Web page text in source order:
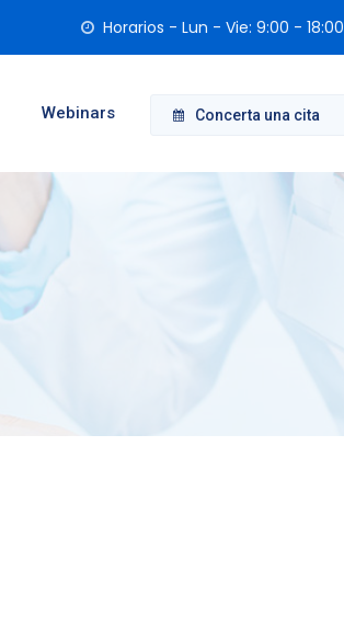
Horarios - Lun - Vie: 9:00 - 18:00
Concerta una cita
Webinars